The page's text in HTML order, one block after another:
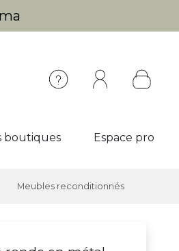
boutiques Espace pro
Meubles reconditionnés